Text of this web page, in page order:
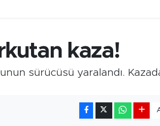
kaza!
sürücüsü yaralandı.